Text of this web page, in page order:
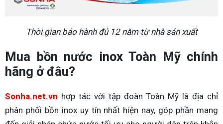
Thời gian bảo hành đủ 12 năm từ nhà sản xuất
Mua bồn nước inox Toàn Mỹ chính
hãng ở đâu?
Sonha.net.vn hợp tác với tập đoàn Toàn Mỹ là địa chỉ
phân phối bồn inox uy tín nhất hiện nay, góp phần mang